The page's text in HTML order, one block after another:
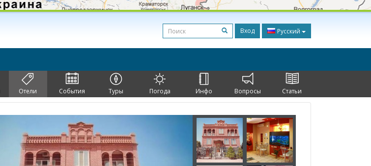
Вход Русский
Отели События Туры Погода Инфо Вопросы Статьи